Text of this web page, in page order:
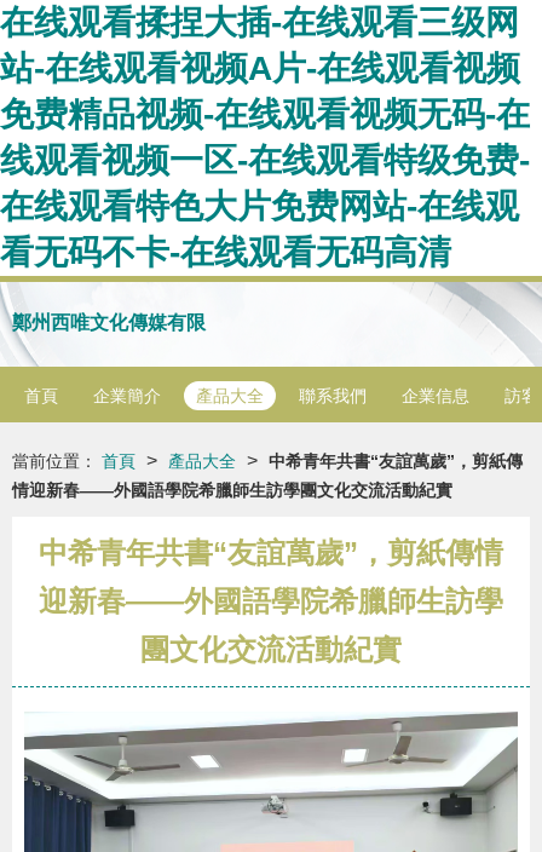
在线观看揉捏大插-在线观看三级网
站-在线观看视频A片-在线观看视频
免费精品视频-在线观看视频无码-在
线观看视频一区-在线观看特级免费-
在线观看特色大片免费网站-在线观
看无码不卡-在线观看无码高清
鄭州西唯文化傳媒有限
首頁 企業簡介 產品大全 聯系我們 企業信息 訪客
當前位置： 首頁 > 產品大全 > 中希青年共書“友誼萬歲”，剪紙傳
情迎新春——外國語學院希臘師生訪學團文化交流活動紀實
中希青年共書“友誼萬歲”，剪紙傳情
迎新春——外國語學院希臘師生訪學
團文化交流活動紀實